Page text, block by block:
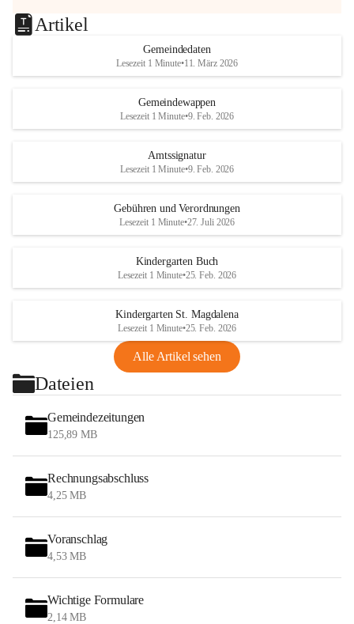
Artikel
Gemeindedaten
Lesezeit 1 Minute•11. März 2026
Gemeindewappen
Lesezeit 1 Minute•9. Feb. 2026
Amtssignatur
Lesezeit 1 Minute•9. Feb. 2026
Gebühren und Verordnungen
Lesezeit 1 Minute•27. Juli 2026
Kindergarten Buch
Lesezeit 1 Minute•25. Feb. 2026
Kindergarten St. Magdalena
Lesezeit 1 Minute•25. Feb. 2026
Alle Artikel sehen
Dateien
Gemeindezeitungen
125,89 MB
Rechnungsabschluss
4,25 MB
Voranschlag
4,53 MB
Wichtige Formulare
2,14 MB